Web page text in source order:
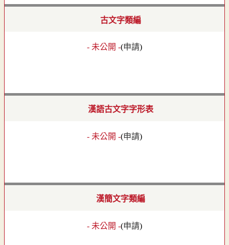
古文字類編
- 未公開 -(申請)
漢語古文字字形表
- 未公開 -(申請)
漢簡文字類編
- 未公開 -(申請)